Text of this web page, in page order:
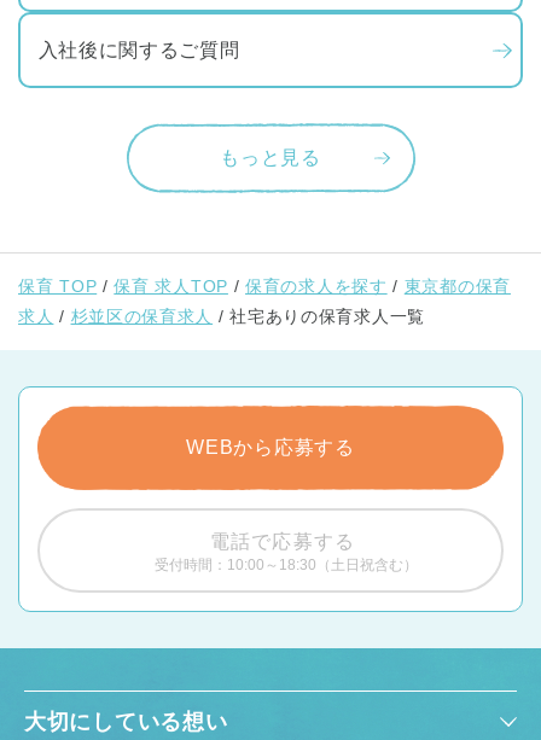
入社後に関するご質問
もっと見る
保育 TOP 保育 求人TOP 保育の求人を探す
東京都の保育
求人
杉並区の保育求人 社宅ありの保育求人一覧
WEBから応募する
電話で応募する
受付時間：10:00～18:30（土日祝含む）
大切にしている想い